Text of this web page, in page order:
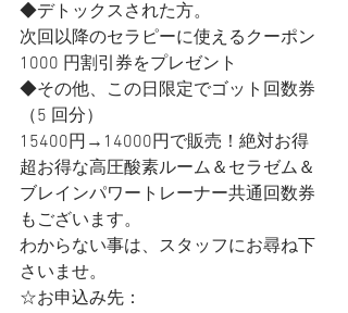
◆デトックスされた方。
次回以降のセラピーに使えるクーポン
1000 円割引券をプレゼント
◆その他、この日限定でゴット回数券
（5 回分）
15400円→14000円で販売！絶対お得
超お得な高圧酸素ルーム＆セラゼム＆
ブレインパワートレーナー共通回数券
もございます。
わからない事は、スタッフにお尋ね下
さいませ。
☆お申込み先：